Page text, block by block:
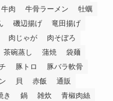
牛肉 牛骨ラーメン
牡蠣
磯辺揚げ
竜田揚げ
肉じゃが
肉そぼろ
茶碗蒸し 蒲焼
袋麺
豚トロ
豚バラ軟骨
貝 赤飯
通販
き 鍋 雑炊
青椒肉絲